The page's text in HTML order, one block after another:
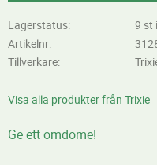
Lagerstatus
9 st
Artikelnr
Tillverkare
Visa alla produkter från Trixie
Ge ett omdöme!